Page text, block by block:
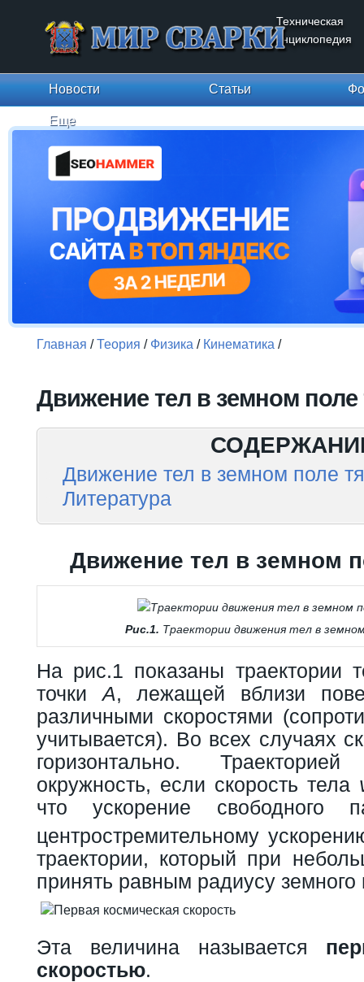
Техническая
энциклопедия
Новости Статьи
Еще
Главная /Теория / Физика / Кинематика /
Движение тел в земном поле
Движение тел в земном поле
Литература
Движение тел в земном
Рис.1. Траектории движения тел в
На рис.1 показаны траектории
точки A, лежащей вблизи
различными скоростями
учитывается). Во всех случаях
горизонтально.
окружность, если скорость тела
что ускорение свободного
центростремительному
траектории, который при
принять равным радиусу
Эта величина называется
скоростью.